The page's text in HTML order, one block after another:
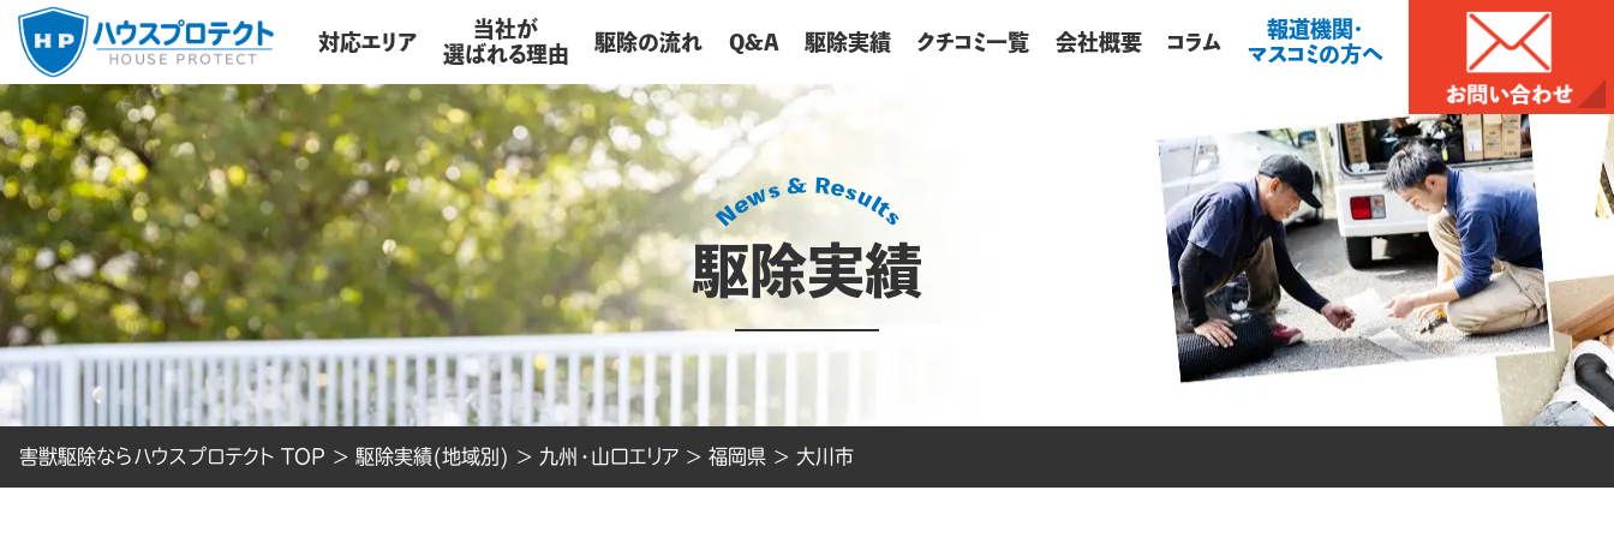
対応エリア
当社が
選ばれる理由
駆除の流れ Q&A 駆除実績 クチコミ一覧 会社概要 コラム
報道機関・
マスコミの方へ
駆除実績
害獣駆除ならハウスプロテクト TOP > 駆除実績(地域別) > 九州・山口エリア > 福岡県 > 大川市